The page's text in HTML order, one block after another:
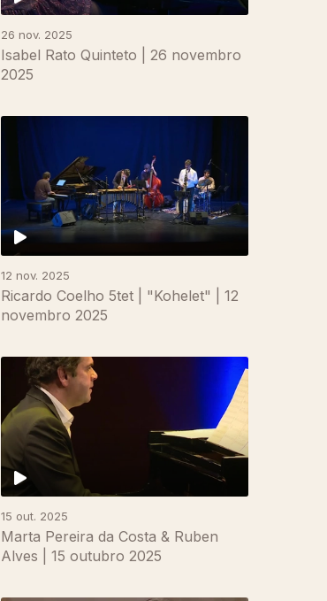
26 nov. 2025
Isabel Rato Quinteto | 26 novembro
2025
12 nov. 2025
Ricardo Coelho 5tet | "Kohelet" | 12
novembro 2025
15 out. 2025
Marta Pereira da Costa & Ruben
Alves | 15 outubro 2025